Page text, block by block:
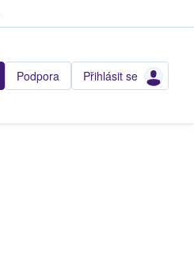
Podpora Přihlásit se